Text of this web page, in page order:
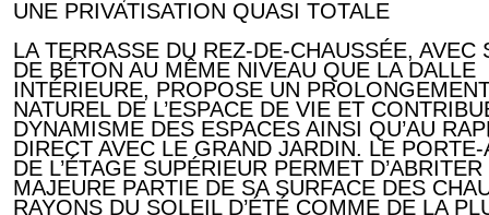
UNE PRIVATISATION QUASI TOTALE
LA TERRASSE DU REZ-DE-CHAUSSÉE, AVEC
DE BÉTON AU MÊME NIVEAU QUE LA DALLE
INTÉRIEURE, PROPOSE UN
NATUREL DE L’ESPACE DE VIE ET
DYNAMISME DES ESPACES AINSI QU’AU
DIRECT AVEC LE GRAND JARDIN. LE PORTE-
DE L’ÉTAGE SUPÉRIEUR PERMET D’ABRITER
MAJEURE PARTIE DE SA SURFACE DES
RAYONS DU SOLEIL D’ÉTÉ COMME DE LA